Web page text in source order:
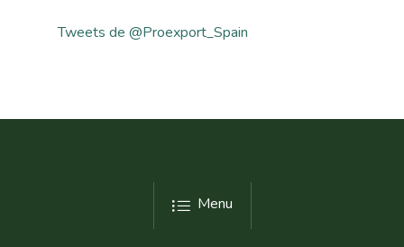
Tweets de @Proexport_Spain
Menu